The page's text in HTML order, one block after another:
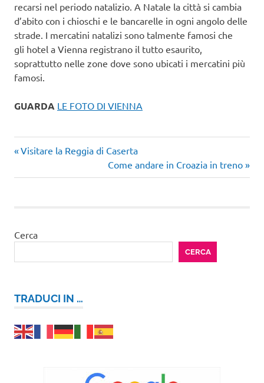
recarsi nel periodo natalizio. A Natale la città si cambia
d’abito con i chioschi e le bancarelle in ogni angolo delle
strade. I mercatini natalizi sono talmente famosi che
gli hotel a Vienna registrano il tutto esaurito,
soprattutto nelle zone dove sono ubicati i mercatini più
famosi.
GUARDA LE FOTO DI VIENNA
Navigazione
articoli
Articolo
Visitare la Reggia di Caserta
Articolo
successivo:
Come andare in Croazia in treno
Cerca
CERCA
TRADUCI IN …